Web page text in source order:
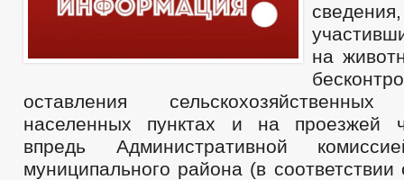
на
оставления
населенных пунктах и на проезжей
впредь Административной
муниципального района (в